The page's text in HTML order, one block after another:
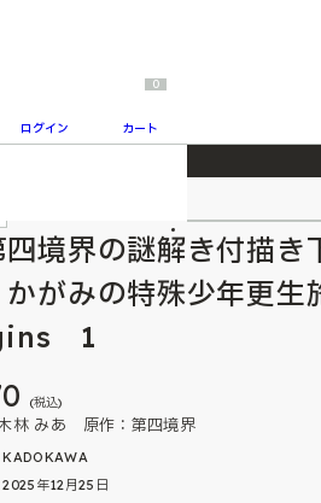
2026/7/23
ログイン
0
カート
Escape Begins 1
四境界の謎解き付描
かがみの特殊少年更
1
(税込)
林 みあ 原作：第四境界
KADOKAWA
2025年12月25日